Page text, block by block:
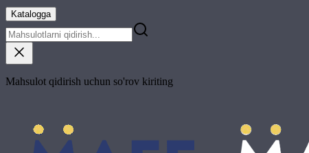
Katalogga
Mahsulot qidirish uchun so'rov kiriting